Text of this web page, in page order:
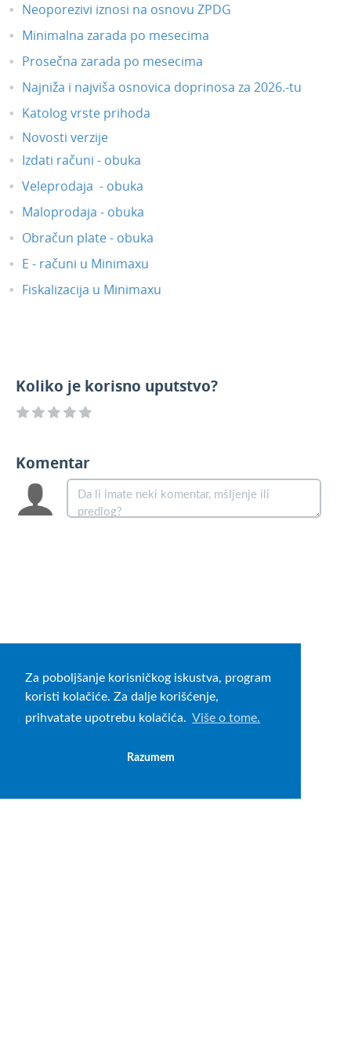
Za poboljšanje korisničkog iskustva, program
koristi kolačiće. Za dalje korišćenje,
prihvatate upotrebu kolačića. Više o tome.
Razumem
Neoporezivi iznosi na osnovu ZPDG
Minimalna zarada po mesecima
Prosečna zarada po mesecima
Najniža i najviša osnovica doprinosa za 2026.-tu
Katolog vrste prihoda
Novosti verzije
Izdati računi - obuka
Veleprodaja - obuka
Maloprodaja - obuka
Obračun plate - obuka
E - računi u Minimaxu
Fiskalizacija u Minimaxu
Koliko je korisno uputstvo?
Komentar